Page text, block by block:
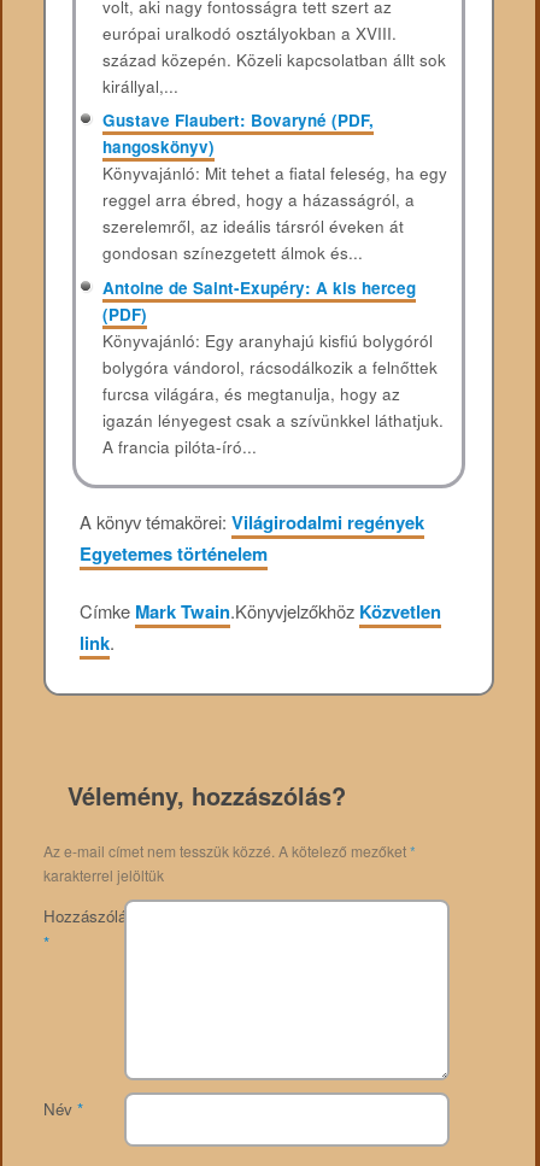
volt, aki nagy fontosságra tett szert az
európai uralkodó osztályokban a XVIII.
század közepén. Közeli kapcsolatban állt sok
királlyal,...
Gustave Flaubert: Bovaryné (PDF,
hangoskönyv)
Könyvajánló: Mit tehet a fiatal feleség, ha egy
reggel arra ébred, hogy a házasságról, a
szerelemről, az ideális társról éveken át
gondosan színezgetett álmok és...
Antoine de Saint-Exupéry: A kis herceg
(PDF)
Könyvajánló: Egy aranyhajú kisfiú bolygóról
bolygóra vándorol, rácsodálkozik a felnőttek
furcsa világára, és megtanulja, hogy az
igazán lényegest csak a szívünkkel láthatjuk.
A francia pilóta-író...
A könyv témakörei:Világirodalmi regények
Egyetemes történelem
Címke Mark Twain.Könyvjelzőkhöz Közvetlen
link.
Vélemény, hozzászólás?
Az e-mail címet nem tesszük közzé. A kötelező mezőket*
karakterrel jelöltük
Hozzászólás
*
Név *